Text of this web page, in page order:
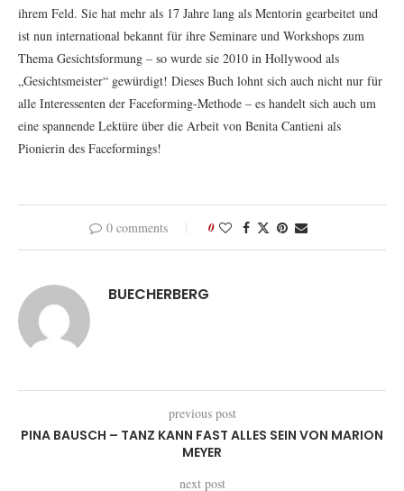
ihrem Feld. Sie hat mehr als 17 Jahre lang als Mentorin gearbeitet und
ist nun international bekannt für ihre Seminare und Workshops zum
Thema Gesichtsformung – so wurde sie 2010 in Hollywood als
„Gesichtsmeister“ gewürdigt! Dieses Buch lohnt sich auch nicht nur für
alle Interessenten der Faceforming-Methode – es handelt sich auch um
eine spannende Lektüre über die Arbeit von Benita Cantieni als
Pionierin des Faceformings!
0 comments 0
BUECHERBERG
previous post
PINA BAUSCH – TANZ KANN FAST ALLES SEIN VON MARION
MEYER
next post